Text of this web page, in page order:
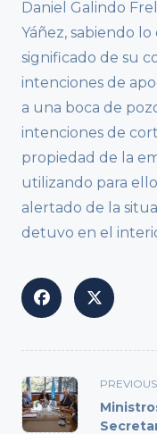
Daniel Galindo
Yáñez, sabiendo
significado de su
intenciones de
a una boca de
intenciones de
propiedad de la
utilizando para
alertado de la
detuvo en el
<span
class="nav-
subtitle